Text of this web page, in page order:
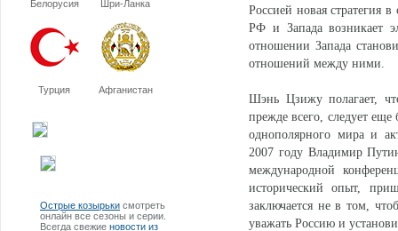
Белорусия Шри-Ланка
Турция Афганистан
Острые козырьки смотреть
онлайн все сезоны и серии.
Всегда свежие новости из
Россией новая стратегия
РФ и Запада возникает
отношении Запада
отношений между ними.
Шэнь Цзижу полагает,
прежде всего, следует
однополярного мира и
2007 году Владимир
международной
исторический опыт,
заключается не в том,
уважать Россию и